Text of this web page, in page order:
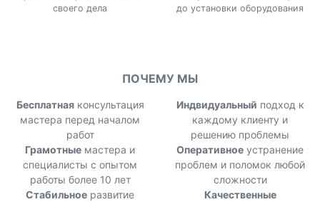
своего дела
до установки оборудования
ПОЧЕМУ МЫ
Бесплатнаяконсультация
мастера перед началом
работ
Индвидуальный подход к
каждому клиенту и
решению проблемы
Грамотные мастера и
специалисты с опытом
работы более 10 лет
Оперативное устранение
проблем и поломок любой
сложности
Стабильное развитие
Качественные